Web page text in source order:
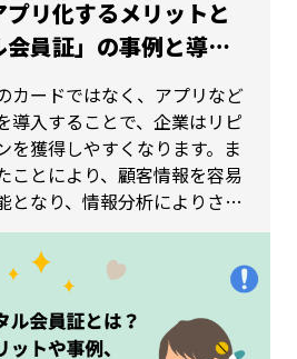
リ化するメリットと
員証」の事例と導入
カードではなく、アプリなど
導入することで、企業はリピ
を獲得しやすくなります。ま
ことにより、顧客情報を容易
となり、情報分析によりさら
施策に役立てます。本記事で
何かというところから、デ
するメリットと導入するため
を詳しくお伝えいたします。